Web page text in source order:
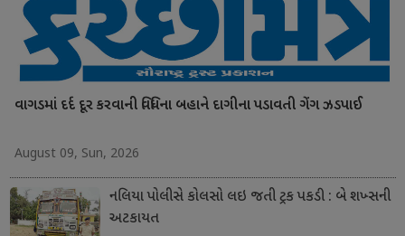
વાગડમાં દર્દ દૂર કરવાની વિધિના બહાને દાગીના પડાવતી ગેંગ ઝડપાઈ
August 09, Sun, 2026
નલિયા પોલીસે કોલસો લઇ જતી ટ્રક પકડી : બે શખ્સની
અટકાયત